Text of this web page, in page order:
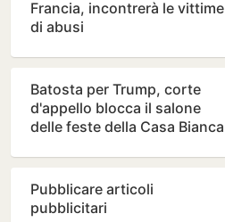
Francia, incontrerà le vittime
di abusi
Batosta per Trump, corte
d'appello blocca il salone
delle feste della Casa Bianca
Pubblicare articoli
pubblicitari